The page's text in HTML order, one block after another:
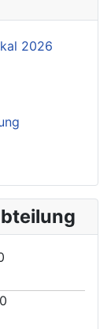
2026